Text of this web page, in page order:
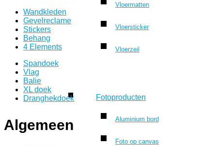
Vloermatten
Vloersticker
Vloerzeil
Fotoproducten
Aluminium bord
Foto op canvas
Wandkleden
Gevelreclame
Stickers
Behang
4 Elements
Spandoek
Vlag
Balie
XL doek
Dranghekdoek
Algemeen